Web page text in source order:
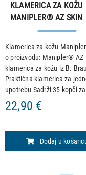
KLAMERICA ZA KOŽU
MANIPLER® AZ SKIN
STAPLER, B BRAUN
Klamerica za kožu
o proizvodu: Manipler® AZ
klamerica za kožu iz B.
Praktična klamerica za
upotrebu Sadrži 35 kopči
(širina: 6,9 mm; visina: 3,6
Nudi visoku razinu
22,90 €
Dodaj u